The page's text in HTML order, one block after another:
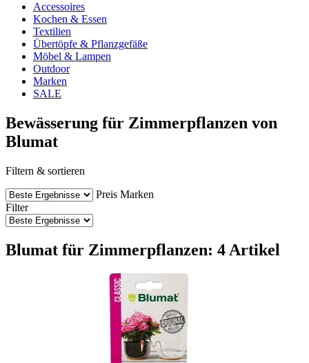
Accessoires
Kochen & Essen
Textilien
Übertöpfe & Pflanzgefäße
Möbel & Lampen
Outdoor
Marken
SALE
Bewässerung für Zimmerpflanzen von
Blumat
Filtern & sortieren
Preis Marken
Filter
Blumat für Zimmerpflanzen: 4 Artikel